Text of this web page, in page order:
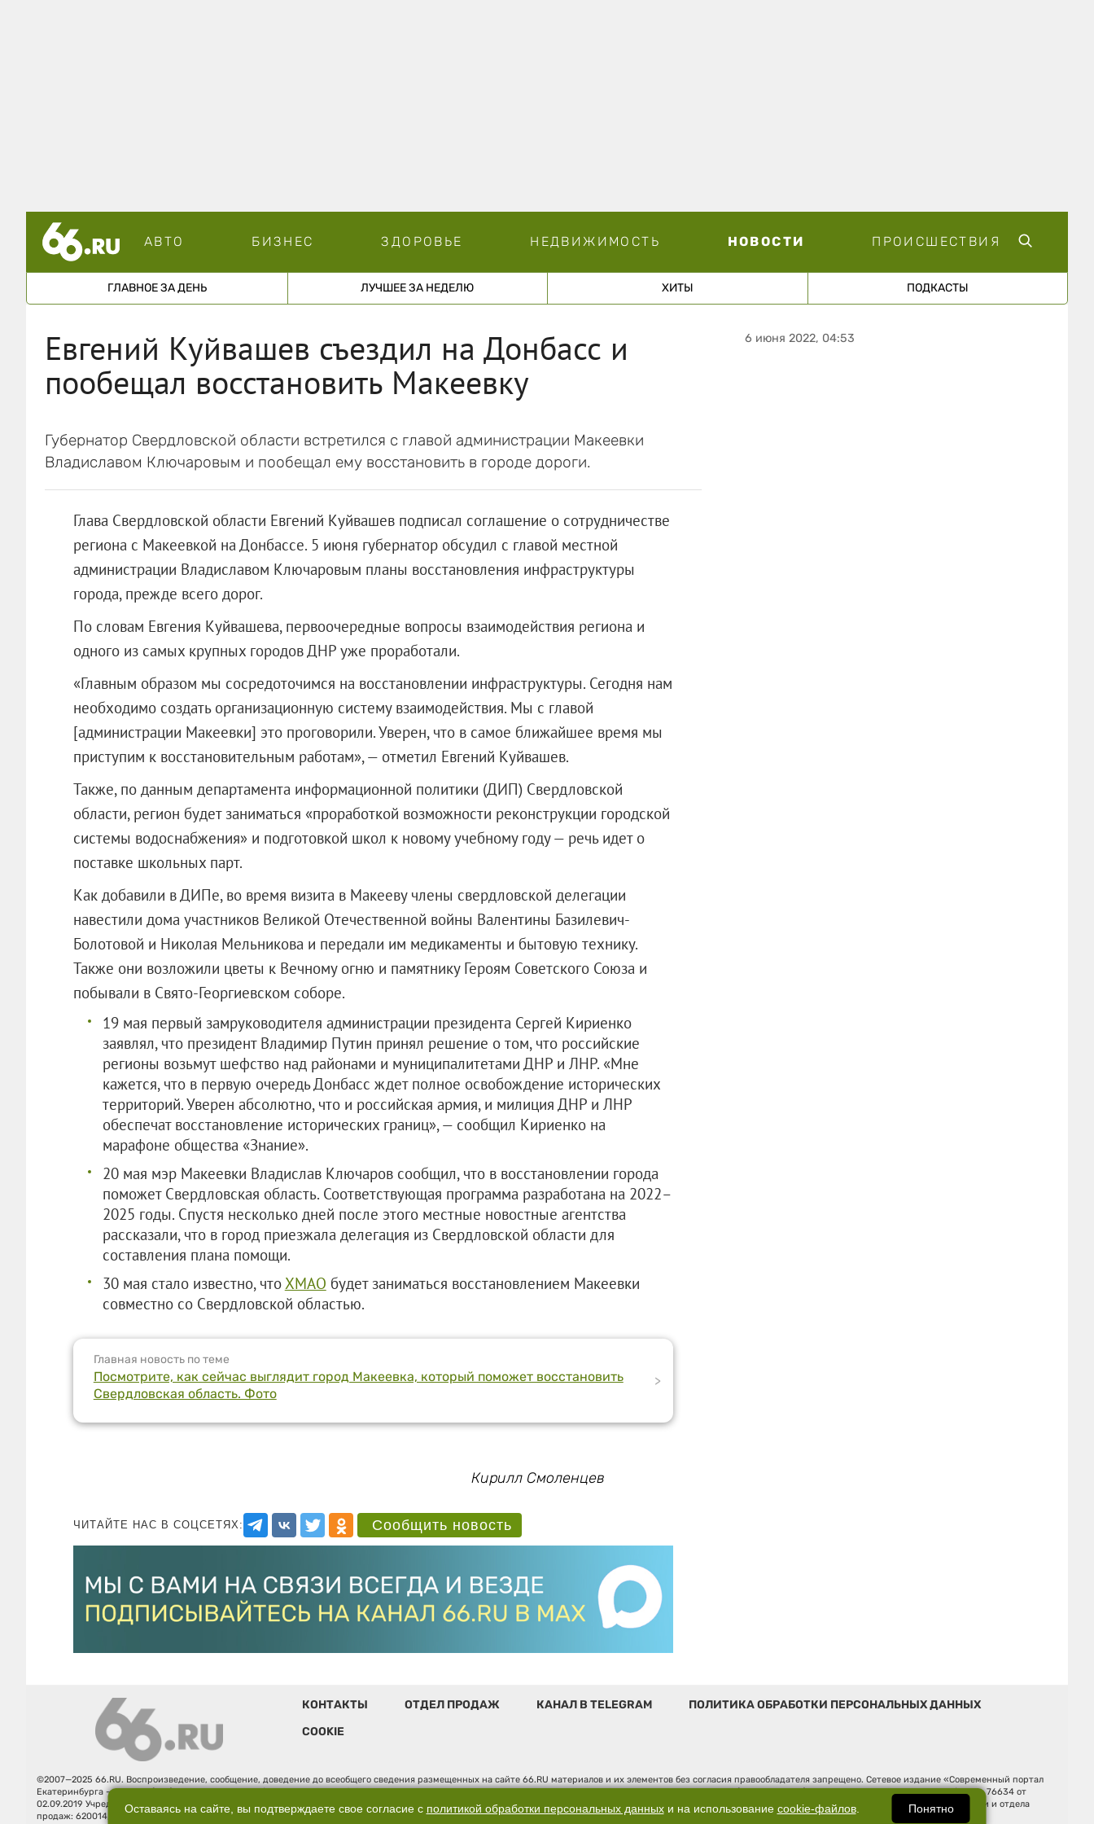
АВТО БИЗНЕС ЗДОРОВЬЕ НЕДВИЖИМОСТЬ НОВОСТИ ПРОИСШЕСТВИЯ
ГЛАВНОЕ ЗА ДЕНЬ ЛУЧШЕЕ ЗА НЕДЕЛЮ ХИТЫ ПОДКАСТЫ
Евгений Куйвашев съездил на Донбасс и
пообещал восстановить Макеевку
Губернатор Свердловской области встретился с главой администрации Макеевки
Владиславом Ключаровым и пообещал ему восстановить в городе дороги.
Глава Свердловской области Евгений Куйвашев подписал соглашение о сотрудничестве
региона с Макеевкой на Донбассе. 5 июня губернатор обсудил с главой местной
администрации Владиславом Ключаровым планы восстановления инфраструктуры
города, прежде всего дорог.
По словам Евгения Куйвашева, первоочередные вопросы взаимодействия региона и
одного из самых крупных городов ДНР уже проработали.
«Главным образом мы сосредоточимся на восстановлении инфраструктуры. Сегодня нам
необходимо создать организационную систему взаимодействия. Мы с главой
[администрации Макеевки] это проговорили. Уверен, что в самое ближайшее время мы
приступим к восстановительным работам», — отметил Евгений Куйвашев.
Также, по данным департамента информационной политики (ДИП) Свердловской
области, регион будет заниматься «проработкой возможности реконструкции городской
системы водоснабжения» и подготовкой школ к новому учебному году — речь идет о
поставке школьных парт.
Как добавили в ДИПе, во время визита в Макееву члены свердловской делегации
навестили дома участников Великой Отечественной войны Валентины Базилевич-
Болотовой и Николая Мельникова и передали им медикаменты и бытовую технику.
Также они возложили цветы к Вечному огню и памятнику Героям Советского Союза и
побывали в Свято-Георгиевском соборе.
19 мая первый замруководителя администрации президента Сергей Кириенко
заявлял, что президент Владимир Путин принял решение о том, что российские
регионы возьмут шефство над районами и муниципалитетами ДНР и ЛНР. «Мне
кажется, что в первую очередь Донбасс ждет полное освобождение исторических
территорий. Уверен абсолютно, что и российская армия, и милиция ДНР и ЛНР
обеспечат восстановление исторических границ», — сообщил Кириенко на
марафоне общества «Знание».
20 мая мэр Макеевки Владислав Ключаров сообщил, что в восстановлении города
поможет Свердловская область. Соответствующая программа разработана на 2022–
2025 годы. Спустя несколько дней после этого местные новостные агентства
рассказали, что в город приезжала делегация из Свердловской области для
составления плана помощи.
30 мая стало известно, что ХМАО будет заниматься восстановлением Макеевки
совместно со Свердловской областью.
Главная новость по теме
Посмотрите, как сейчас выглядит город Макеевка, который поможет восстановить
Свердловская область. Фото
>
Кирилл Смоленцев
ЧИТАЙТЕ НАС В СОЦСЕТЯХ: Сообщить новость
6 июня 2022, 04:53
КОНТАКТЫ ОТДЕЛ ПРОДАЖ КАНАЛ В TELEGRAM
ПОЛИТИКА ОБРАБОТКИ ПЕРСОНАЛЬНЫХ ДАННЫХ
COOKIE
©2007—2025 66.RU. Воспроизведение, сообщение, доведение до всеобщего сведения размещенных на сайте 66.RU материалов и их элементов без согласия правообладателя запрещено. Сетевое издание «Современный портал
Екатеринбурга — «66.ru» (18+) зарегистрировано Федеральной службой по надзору в сфере связи, информационных технологий и массовых коммуникаций (Роскомнадзор). Регистрационный номер ЭЛ № ФС 77 - 76634 от
02.09.2019 Учредитель: Общество с ограниченной ответственностью "66.ру". Юридический адрес: 620014, Свердловская обл., г. Екатеринбург, ул. Бориса Ельцина, строение 3, оф. 7015 Фактический адрес редакции и отдела
продаж: 620014, Свердловская обл., г. Екатеринбург, ул. Бориса Ельцина, д. 3, оф. 7015, +7 (343) 288-50-66 info@news.66.ru Главный редактор: Шлыков Д.В.
Оставаясь на сайте, вы подтверждаете свое согласие с политикой обработки персональных данныхи на использование cookie-файлов. Понятно